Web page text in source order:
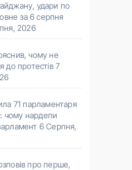
удари по
за 6 серпня
2026
чому не
до протестів 7
71 парламентаря
чому нардепи
6 Серпня,
про перше,